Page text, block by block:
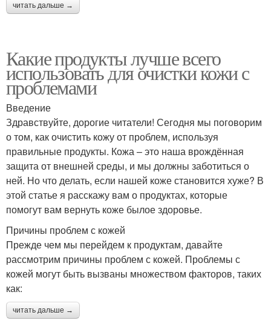
читать дальше →
Какие продукты лучше всего
использовать для очистки кожи с
проблемами
Введение
Здравствуйте, дорогие читатели! Сегодня мы поговорим
о том, как очистить кожу от проблем, используя
правильные продукты. Кожа – это наша врождённая
защита от внешней среды, и мы должны заботиться о
ней. Но что делать, если нашей коже становится хуже? В
этой статье я расскажу вам о продуктах, которые
помогут вам вернуть коже былое здоровье.
Причины проблем с кожей
Прежде чем мы перейдем к продуктам, давайте
рассмотрим причины проблем с кожей. Проблемы с
кожей могут быть вызваны множеством факторов, таких
как:
читать дальше →